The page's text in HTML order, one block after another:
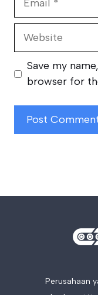
Website
Save my
browser for
Perusahaan